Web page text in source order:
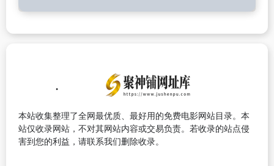
本站收集整理了全网最优质、最好用的免费电影网站目录。本
站仅收录网站，不对其网站内容或交易负责。若收录的站点侵
害到您的利益，请联系我们删除收录。